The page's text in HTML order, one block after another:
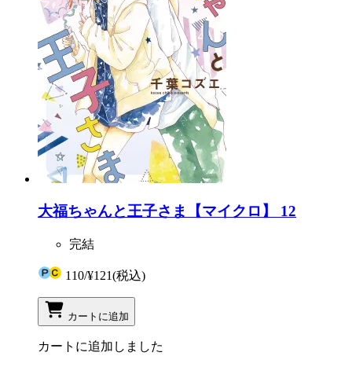
大福ちゃんと王子さま【マイクロ】 12
完結
110/¥121(税込)
カートに追加
カートに追加しました